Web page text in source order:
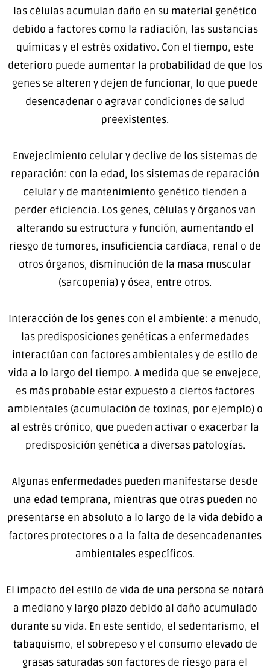
las células acumulan daño en su material genético
debido a factores como la radiación, las sustancias
químicas y el estrés oxidativo. Con el tiempo, este
deterioro puede aumentar la probabilidad de que los
genes se alteren y dejen de funcionar, lo que puede
desencadenar o agravar condiciones de salud
preexistentes.
Envejecimiento celular y declive de los sistemas de
reparación: con la edad, los sistemas de reparación
celular y de mantenimiento genético tienden a
perder eficiencia. Los genes, células y órganos van
alterando su estructura y función, aumentando el
riesgo de tumores, insuficiencia cardíaca, renal o de
otros órganos, disminución de la masa muscular
(sarcopenia) y ósea, entre otros.
Interacción de los genes con el ambiente: a menudo,
las predisposiciones genéticas a enfermedades
interactúan con factores ambientales y de estilo de
vida a lo largo del tiempo. A medida que se envejece,
es más probable estar expuesto a ciertos factores
ambientales (acumulación de toxinas, por ejemplo) o
al estrés crónico, que pueden activar o exacerbar la
predisposición genética a diversas patologías.
Algunas enfermedades pueden manifestarse desde
una edad temprana, mientras que otras pueden no
presentarse en absoluto a lo largo de la vida debido a
factores protectores o a la falta de desencadenantes
ambientales específicos.
El impacto del estilo de vida de una persona se notará
a mediano y largo plazo debido al daño acumulado
durante su vida. En este sentido, el sedentarismo, el
tabaquismo, el sobrepeso y el consumo elevado de
grasas saturadas son factores de riesgo para el